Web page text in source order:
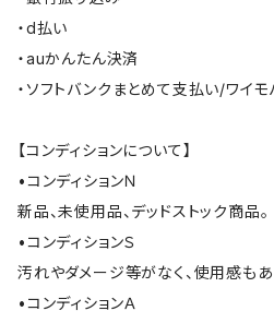
・d払い
・auかんたん決済
・ソフトバンクまとめて支払い/ワイ
【コンディションについて】
•コンディションＮ
新品、未使用品、デッドストック商品。
•コンディションＳ
汚れやダメージ等がなく、使用感も
•コンディションＡ